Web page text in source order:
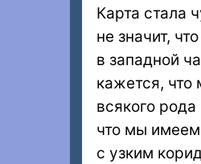
Карта стала
не значит,
в западной
кажется, что
всякого
что мы имеем
с узким